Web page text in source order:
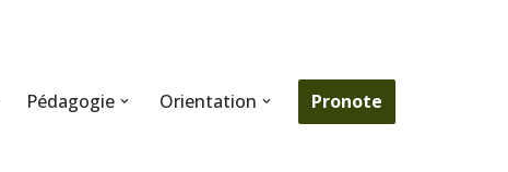
Pédagogie Orientation Pronote